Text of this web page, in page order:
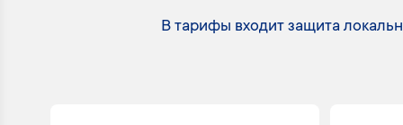
В тарифы входит защита